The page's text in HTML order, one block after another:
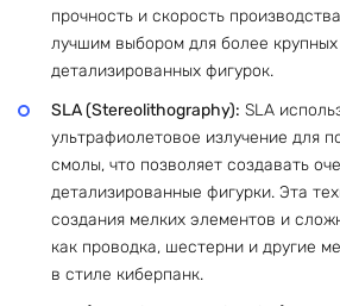
прочность и скорость
лучшим выбором для более
детализированных фигурок.
SLA (Stereolithography): SLA
ультрафиолетовое излучение для
смолы, что позволяет создавать
детализированные фигурки. Эта
создания мелких элементов и
как проводка, шестерни и другие
в стиле киберпанк.